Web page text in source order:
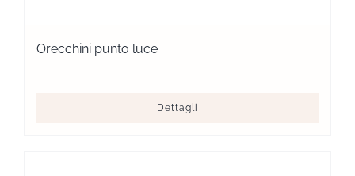
Orecchini punto luce
Dettagli